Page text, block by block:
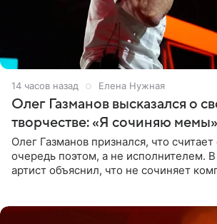
14 часов назад Елена Нужная
Олег Газманов высказался о
творчестве: «Я сочиняю мемы»
Олег Газманов признался, что
очередь поэтом, а не исполнителем.
артист объяснил, что не сочиняет